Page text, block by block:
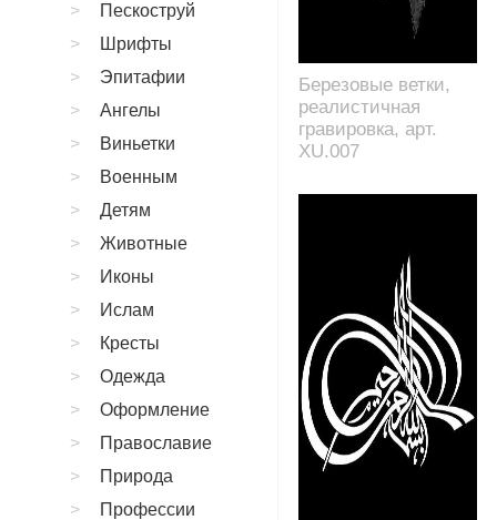
Березовые ветки,
реалистичная
гравировка, арт.
XU.007
Пескоструй
Шрифты
Эпитафии
Ангелы
Виньетки
Военным
Детям
Животные
Иконы
Ислам
Кресты
Одежда
Оформление
Православие
Природа
Профессии